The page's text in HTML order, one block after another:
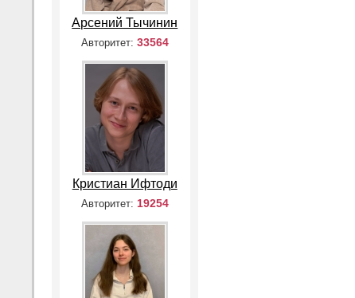
Арсений Тычинин
Авторитет: 33564
Кристиан Ифтоди
Авторитет: 19254